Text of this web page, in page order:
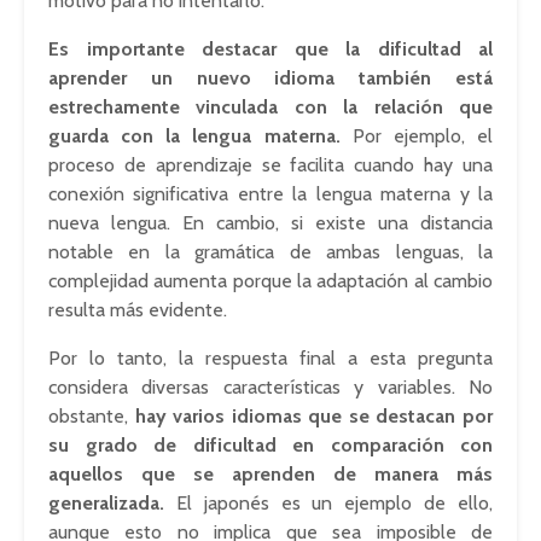
Es importante destacar que la dificultad al
aprender un nuevo idioma también está
estrechamente vinculada con la relación que
guarda con la lengua materna. Por ejemplo, el
proceso de aprendizaje se facilita cuando hay una
conexión significativa entre la lengua materna y la
nueva lengua. En cambio, si existe una distancia
notable en la gramática de ambas lenguas, la
complejidad aumenta porque la adaptación al cambio
resulta más evidente.
Por lo tanto, la respuesta final a esta pregunta
considera diversas características y variables. No
obstante, hay varios idiomas que se destacan por
su grado de dificultad en comparación con
aquellos que se aprenden de manera más
generalizada. El japonés es un ejemplo de ello,
aunque esto no implica que sea imposible de